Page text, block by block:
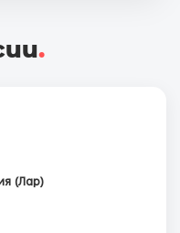
.
(Лар)